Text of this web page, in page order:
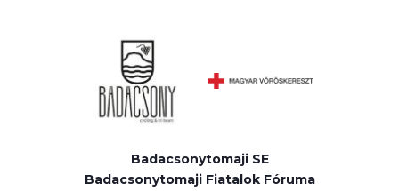
Badacsonytomaji SE
Badacsonytomaji Fiatalok Fóruma